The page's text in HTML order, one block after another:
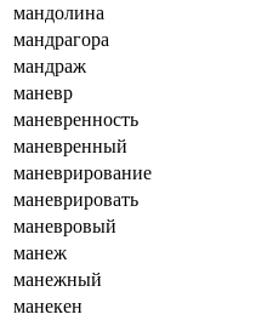
мандолина
мандрагора
мандраж
маневр
маневренность
маневренный
маневрирование
маневрировать
маневровый
манеж
манежный
манекен